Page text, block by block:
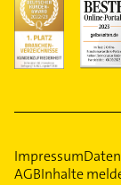
Impressum
AGBInhalte